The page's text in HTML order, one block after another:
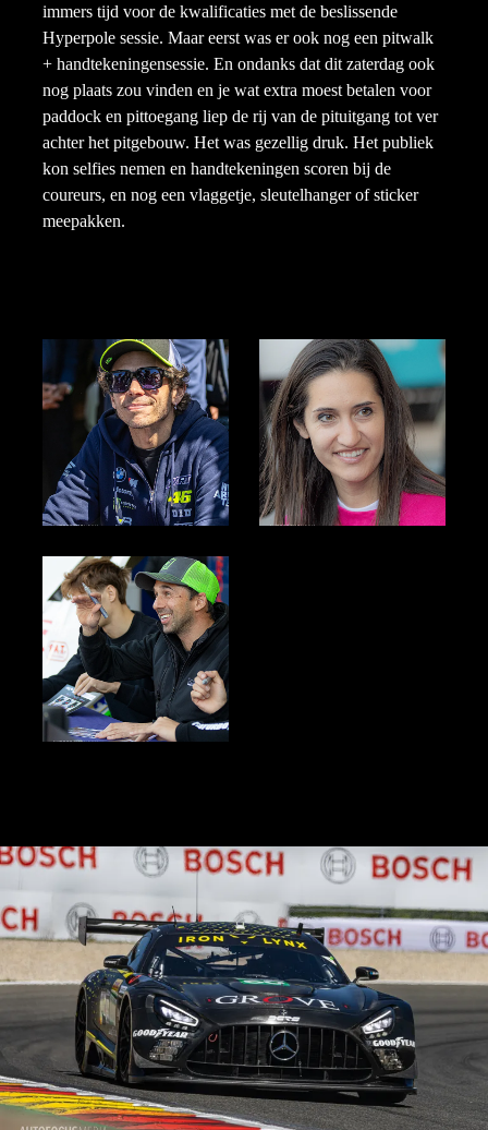
immers tijd voor de kwalificaties met de beslissende
Hyperpole sessie. Maar eerst was er ook nog een pitwalk
+ handtekeningensessie. En ondanks dat dit zaterdag ook
nog plaats zou vinden en je wat extra moest betalen voor
paddock en pittoegang liep de rij van de pituitgang tot ver
achter het pitgebouw. Het was gezellig druk. Het publiek
kon selfies nemen en handtekeningen scoren bij de
coureurs, en nog een vlaggetje, sleutelhanger of sticker
meepakken.